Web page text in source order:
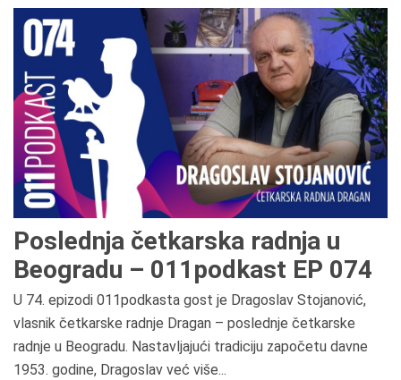
Poslednja četkarska radnja u
Beogradu – 011podkast EP 074
U 74. epizodi 011podkasta gost je Dragoslav Stojanović,
vlasnik četkarske radnje Dragan – poslednje četkarske
radnje u Beogradu. Nastavljajući tradiciju započetu davne
1953. godine, Dragoslav već više...